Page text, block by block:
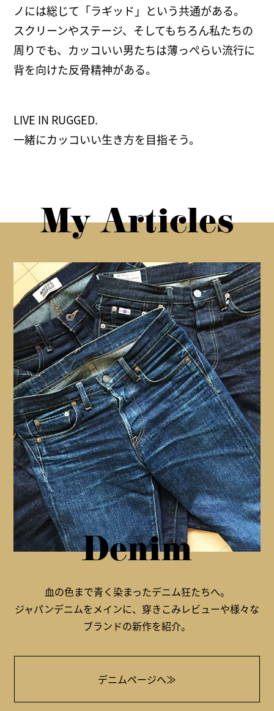
ノには総じて「ラギッド」という共通がある。
スクリーンやステージ、そしてもちろん私たちの
周りでも、カッコいい男たちは薄っぺらい流行に
背を向けた反骨精神がある。
LIVE IN RUGGED.
一緒にカッコいい生き方を目指そう。
My Articles
Denim
血の色まで青く染まったデニム狂たちへ。
ジャパンデニムをメインに、穿きこみレビューや様々な
ブランドの新作を紹介。
デニムページへ≫